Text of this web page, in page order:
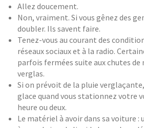
Allez doucement.
Non, vraiment. Si vous gênez des
doubler. Ils savent faire.
Tenez-vous au courant des
réseaux sociaux et à la radio.
parfois fermées suite aux chutes de
verglas.
Si on prévoit de la pluie
glace quand vous stationnez votre
heure ou deux.
Le matériel à avoir dans sa voiture :